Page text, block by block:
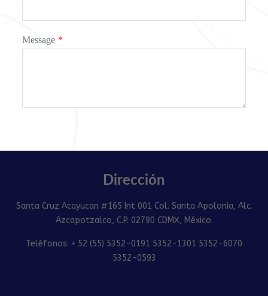
Message *
Dirección
Santa Cruz Acayucan #165 Int 001 Col. Santa Apolonia, Alc.
Azcapotzalco, C.P. 02790 CDMX, México.
Teléfonos: + 52 (55) 5352-0191 5352-1301 5352-6070
5352-0593